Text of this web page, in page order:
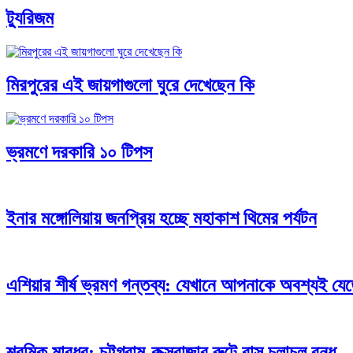
ট্যুরিজম
মিরপুরের এই জায়গাগুলো ঘুরে দেখেছেন কি
ভ্রমণে দরকারি ১০ টিপস
ইনার মঙ্গোলিয়ায় জনপ্রিয় হচ্ছে মহাকাশ থিমের পর্যটন
এশিয়ার শীর্ষ ভ্রমণ গন্তব্য: যেখানে আপনাকে অবশ্যই